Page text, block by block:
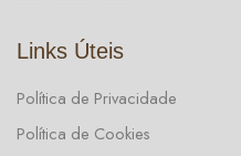
Links Úteis
Política de Privacidade
Política de Cookies